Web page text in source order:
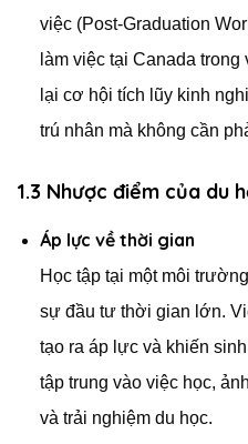
việc (Post-Graduation
làm việc tại Canada
lại cơ hội tích lũy kinh
trú nhân mà không cần
1.3 Nhược điểm của du
Áp lực về thời gian
Học tập tại một môi
sự đầu tư thời gian lớn.
tạo ra áp lực và khiến
tập trung vào việc học,
và trải nghiệm du học.